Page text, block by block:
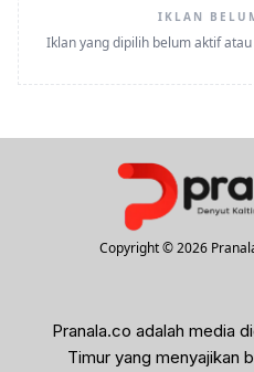
IKLAN
Iklan yang dipilih belum aktif
Copyright © 2026
Pranala.co adalah media
Timur yang menyajikan